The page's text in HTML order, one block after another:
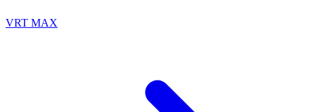
VRT MAX